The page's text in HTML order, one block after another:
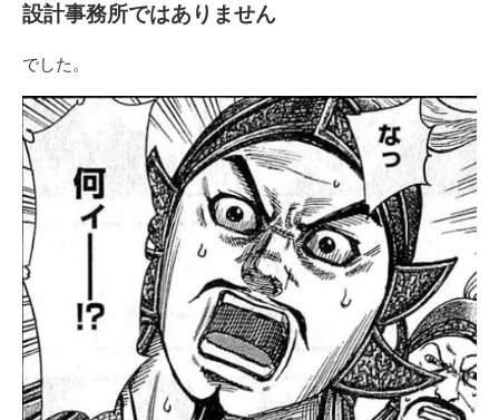
設計事務所ではありません
でした。